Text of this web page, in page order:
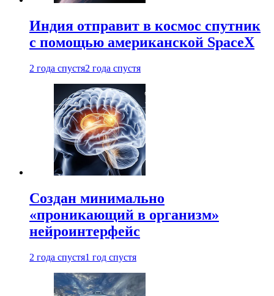
Индия отправит в космос спутник
с помощью американской SpaceX
2 года спустя2 года спустя
Создан минимально
«проникающий в организм»
нейроинтерфейс
2 года спустя1 год спустя